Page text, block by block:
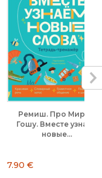
Немцова. Как
человек.
8.90 €